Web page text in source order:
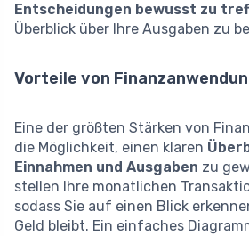
Entscheidungen bewusst zu
Überblick über Ihre Ausgaben zu
Vorteile von
Eine der größten Stärken von
die Möglichkeit, einen klaren
Einnahmen und Ausgaben zu
stellen Ihre monatlichen
sodass Sie auf einen Blick
Geld bleibt. Ein einfaches